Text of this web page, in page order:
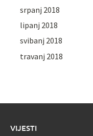
srpanj 2018
lipanj 2018
svibanj 2018
travanj 2018
VIJESTI